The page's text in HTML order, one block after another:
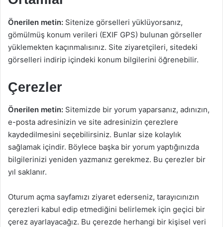
Önerilen metin: Sitenize görselleri yüklüyorsanız,
gömülmüş konum verileri (EXIF GPS) bulunan görseller
yüklemekten kaçınmalısınız. Site ziyaretçileri, sitedeki
görselleri indirip içindeki konum bilgilerini öğrenebilir.
Çerezler
Önerilen metin: Sitemizde bir yorum yaparsanız, adınızın,
e-posta adresinizin ve site adresinizin çerezlere
kaydedilmesini seçebilirsiniz. Bunlar size kolaylık
sağlamak içindir. Böylece başka bir yorum yaptığınızda
bilgilerinizi yeniden yazmanız gerekmez. Bu çerezler bir
yıl saklanır.
Oturum açma sayfamızı ziyaret ederseniz, tarayıcınızın
çerezleri kabul edip etmediğini belirlemek için geçici bir
çerez ayarlayacağız. Bu çerezde herhangi bir kişisel veri